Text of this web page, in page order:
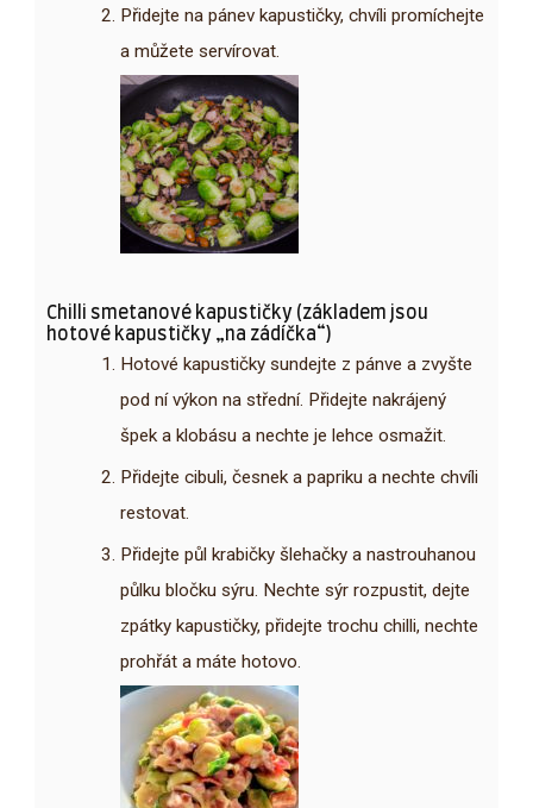
Přidejte na pánev kapustičky, chvíli promíchejte
a můžete servírovat.
Chilli smetanové kapustičky (základem jsou
hotové kapustičky „na zádíčka“)
Hotové kapustičky sundejte z pánve a zvyšte
pod ní výkon na střední. Přidejte nakrájený
špek a klobásu a nechte je lehce osmažit.
Přidejte cibuli, česnek a papriku a nechte chvíli
restovat.
Přidejte půl krabičky šlehačky a nastrouhanou
půlku bločku sýru. Nechte sýr rozpustit, dejte
zpátky kapustičky, přidejte trochu chilli, nechte
prohřát a máte hotovo.